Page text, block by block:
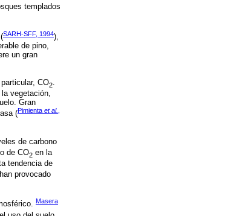
templados
SARH-SFF, 1994),
de pino,
un gran
CO2
vegetación,
Gran
(Pimienta et al.
de carbono
de CO2 en la
tendencia de
provocado
Masera